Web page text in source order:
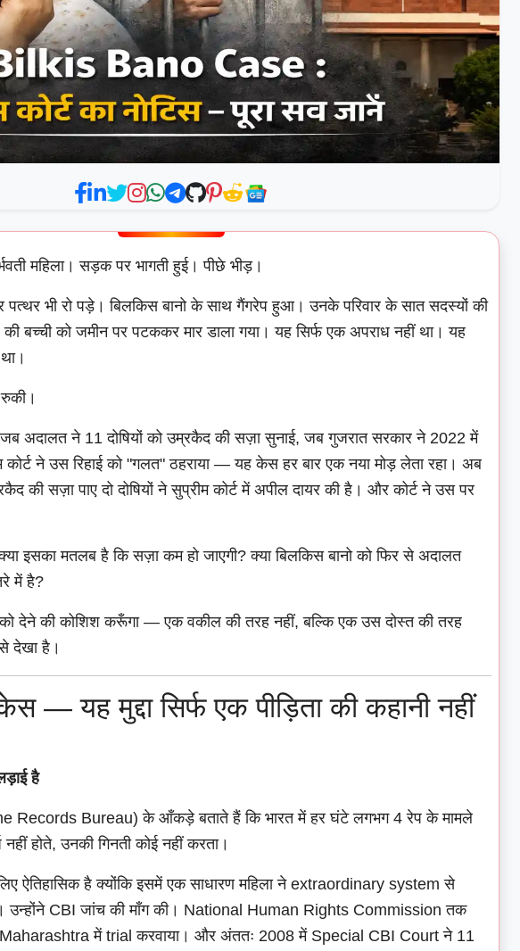
महिला। सड़क पर भागती हुई। पीछे भीड़।
भी रो पड़े। बिलकिस बानो के साथ गैंगरेप हुआ। उनके परिवार के सात सदस्यों की
बच्ची को जमीन पर पटककर मार डाला गया। यह सिर्फ एक अपराध नहीं था। यह
अदालत ने 11 दोषियों को उम्रकैद की सज़ा सुनाई, जब गुजरात सरकार ने 2022 में
कोर्ट ने उस रिहाई को "गलत" ठहराया — यह केस हर बार एक नया मोड़ लेता रहा। अब
की सज़ा पाए दो दोषियों ने सुप्रीम कोर्ट में अपील दायर की है। और कोर्ट ने उस पर
इसका मतलब है कि सज़ा कम हो जाएगी? क्या बिलकिस बानो को फिर से अदालत
में है?
देने की कोशिश करूँगा — एक वकील की तरह नहीं, बल्कि एक उस दोस्त की तरह
देखा है।
— यह मुद्दा सिर्फ एक पीड़िता की कहानी नहीं
है
Records Bureau) के आँकड़े बताते हैं कि भारत में हर घंटे लगभग 4 रेप के मामले
होते, उनकी गिनती कोई नहीं करता।
ऐतिहासिक है क्योंकि इसमें एक साधारण महिला ने extraordinary system से
उन्होंने CBI जांच की माँग की। National Human Rights Commission तक
में trial करवाया। और अंततः 2008 में Special CBI Court ने 11